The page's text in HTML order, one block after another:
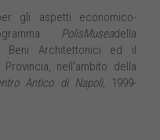
gli aspetti economico-
PolisMuseadella
Beni Architettonici ed il
nell’ambito della
Antico di Napoli, 1999-